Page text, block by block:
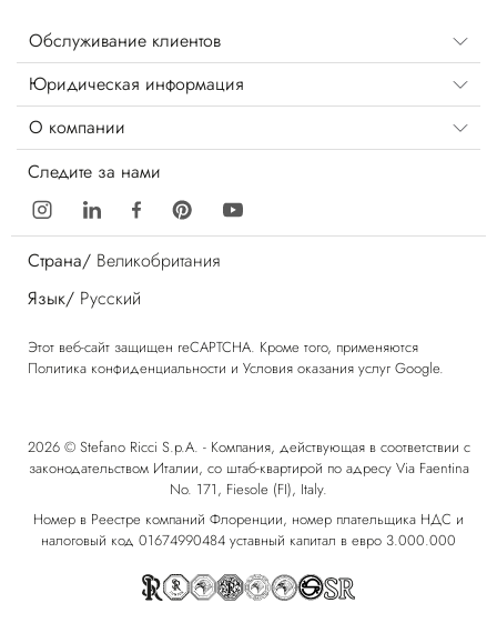
Обслуживание клиентов
Юридическая информация
О компании
Следите за нами
Страна/ Великобритания
Язык/ Русский
Этот веб-сайт защищен reCAPTCHA. Кроме того, применяются
Политика конфиденциальности и Условия оказания услуг Google.
2026 © Stefano Ricci S.p.A. - Компания, действующая в соответствии с
законодательством Италии, со штаб-квартирой по адресу Via Faentina
No. 171, Fiesole (FI), Italy.
Номер в Реестре компаний Флоренции, номер плательщика НДС и
налоговый код 01674990484 уставный капитал в евро 3.000.000